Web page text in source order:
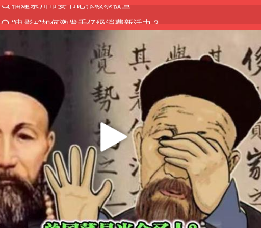
台风白海豚已进入24小时警戒线
“秋天的第一杯奶茶”6岁了
中国女篮70-67险胜尼日利亚女篮
四川宜宾高县4.9级地震致1死
上海：台风白海豚或将带来龙卷风
中巨芯：上半年归母净利润1405.77万元
38岁演员求职万岁山NPC成功
胜宏科技：股票交易异常波动
国乒男单横滨冠军赛全军覆没